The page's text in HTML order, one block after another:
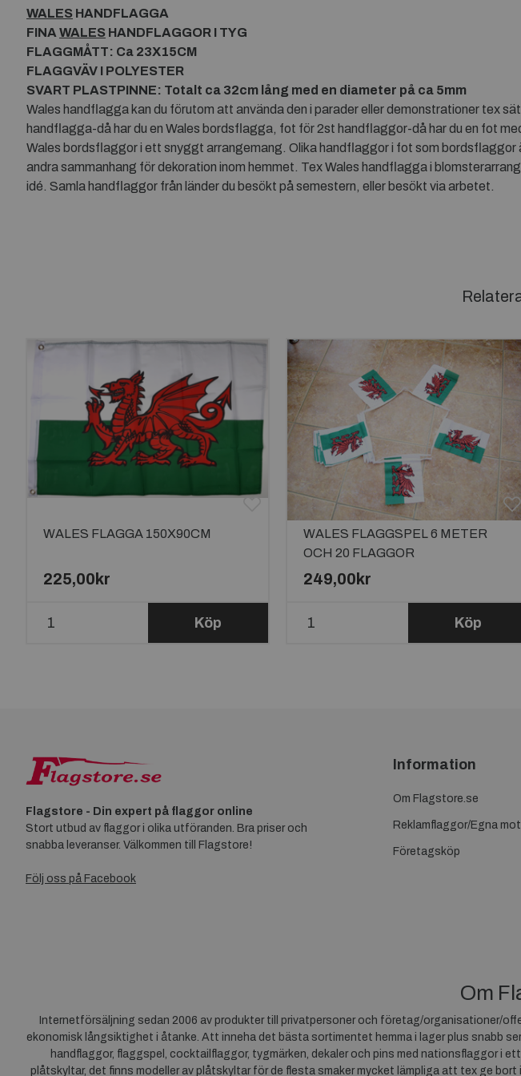
WALES HANDFLAGGA
FINA WALES HANDFLAGGOR I TYG
FLAGGMÅTT: Ca 23X15CM
FLAGGVÄV I POLYESTER
SVART PLASTPINNE: Totalt ca 32cm lång med en diameter på ca 5mm
Wales handflagga kan du förutom att använda den i parader eller demonstrationer tex
handflagga-då har du en Wales bordsflagga, fot för 2st handflaggor-då har du en fot
Wales bordsflaggor i ett snyggt arrangemang. Olika handflaggor i fot som
andra sammanhang för dekoration inom hemmet. Tex Wales handflagga i
idé. Samla handflaggor från länder du besökt på semestern, eller besökt via arbetet.
WALES FLAGGA 150X90CM
225,00kr
Köp
WALES FLAGGSPEL 6 METER
OCH 20 FLAGGOR
249,00kr
Köp
Flagstore - Din expert på flaggor online
Stort utbud av flaggor i olika utföranden. Bra priser och
snabba leveranser. Välkommen till Flagstore!
Följ oss på Facebook
Information
Om Flagstore.se
Reklamflaggor/Egna
Företagsköp
Om
Internetförsäljning sedan 2006 av produkter till privatpersoner och företag/organisationer/
ekonomisk långsiktighet i åtanke. Att inneha det bästa sortimentet hemma i lager plus snabb
handflaggor, flaggspel, cocktailflaggor, tygmärken, dekaler och pins med nationsflaggor i
plåtskyltar, det finns modeller av plåtskyltar för de flesta smaker mycket lämpliga att tex ge